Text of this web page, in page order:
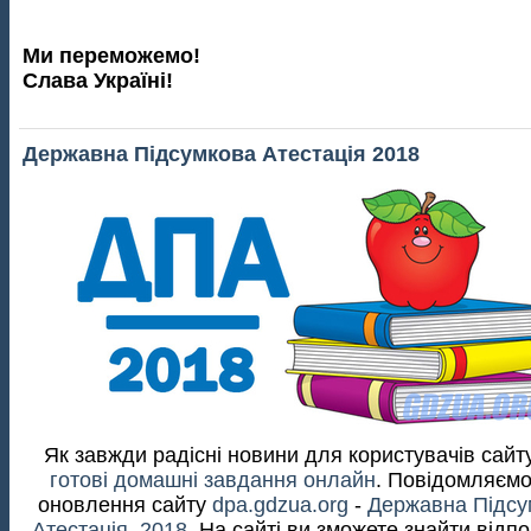
Ми переможемо!
Слава Україні!
Державна Підсумкова Атестація 2018
Як завжди радісні новини для користувачів
готові домашні завдання онлайн.
оновлення сайту dpa.gdzua.org - Державна